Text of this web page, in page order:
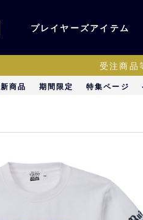
オーセンティック
アパレル
コラボグッズ
プレイヤーズアイテム
受注商品
新商品 期間限定 特集ページ